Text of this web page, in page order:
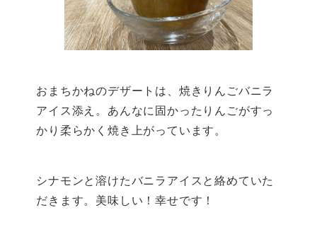
おまちかねのデザートは、焼きりんごバニラ
アイス添え。あんなに固かったりんごがすっ
かり柔らかく焼き上がっています。
シナモンと溶けたバニラアイスと絡めていた
だきます。美味しい！幸せです！